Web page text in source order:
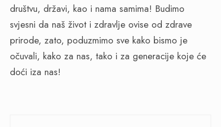
društvu, državi, kao i nama samima! Budimo
svjesni da naš život i zdravlje ovise od zdrave
prirode, zato, poduzmimo sve kako bismo je
očuvali, kako za nas, tako i za generacije koje će
doći iza nas!